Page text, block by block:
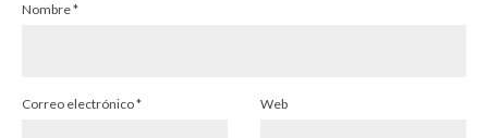
Nombre*
Correo electrónico* Web